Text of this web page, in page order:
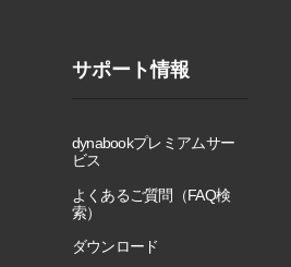
サポート情報
dynabookプレミアムサー
ビス
よくあるご質問（FAQ検
索）
ダウンロード